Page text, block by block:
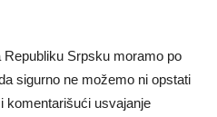
Srpsku moramo po
sigurno ne možemo ni opstati
komentarišući usvajanje